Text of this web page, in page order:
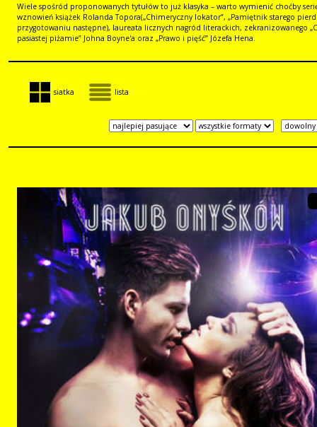
Wiele spośród proponowanych tytułów to już klasyka – warto wymienić choćby
wznowień książek Rolanda Topora(„Chimeryczny lokator”, „Pamiętnik starego
przygotowaniu następne), laureata licznych nagród literackich, zekranizowanego
pasiastej piżamie” Johna Boyne'a oraz „Prawo i pięść” Józefa Hena.
siatka lista